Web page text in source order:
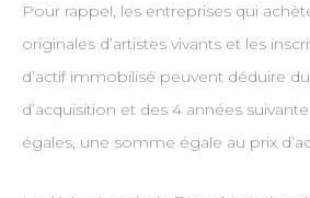
Pour rappel, les entreprises qui
originales d’artistes vivants et les
d’actif immobilisé peuvent déduire
d’acquisition et des 4 années
égales, une somme égale au prix